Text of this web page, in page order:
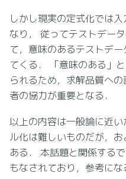
しかし現実の定式化では
なり， 従ってテストデー
て，意味のあるテストデ
てくる． 「意味のある」
られるため，求解品質へ
者の協力が重要となる．
以上の内容は一般論に近
ル化は難しいものだが，
ある． 本話題と関係する
もなされており，参考にな